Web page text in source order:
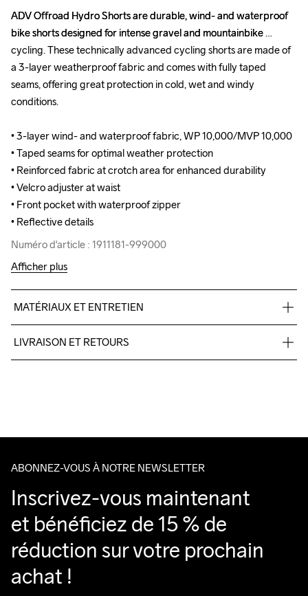
ADV Offroad Hydro Shorts are durable, wind- and waterproof
bike shorts designed for intense gravel and mountainbike
cycling. These technically advanced cycling shorts are made of
a 3-layer weatherproof fabric and comes with fully taped
seams, offering great protection in cold, wet and windy
conditions.
• 3-layer wind- and waterproof fabric, WP 10,000/MVP 10,000
• Taped seams for optimal weather protection
• Reinforced fabric at crotch area for enhanced durability
• Velcro adjuster at waist
• Front pocket with waterproof zipper
• Reflective details
Numéro d'article : 1911181-999000
ADV Offroad Hydro Shorts are durable, wind- and waterproof
bike shorts designed for intense gravel and mountainbike
cycling. These technically advanced cycling shorts are made of
a 3-layer weatherproof fabric and comes with fully taped
seams, offering great protection in cold, wet and windy
conditions.
• 3-layer wind- and waterproof fabric, WP 10,000/MVP 10,000
• Taped seams for optimal weather protection
• Reinforced fabric at crotch area for enhanced durability
• Velcro adjuster at waist
• Front pocket with waterproof zipper
• Reflective details
Numéro d'article : 1911181-999000
Afficher plus
MATÉRIAUX ET ENTRETIEN
Polyester
40 degrés.
LIVRAISON ET RETOURS
ABONNEZ-VOUS À NOTRE NEWSLETTER
Inscrivez-vous maintenant
et bénéficiez de 15 % de
réduction sur votre prochain
achat !